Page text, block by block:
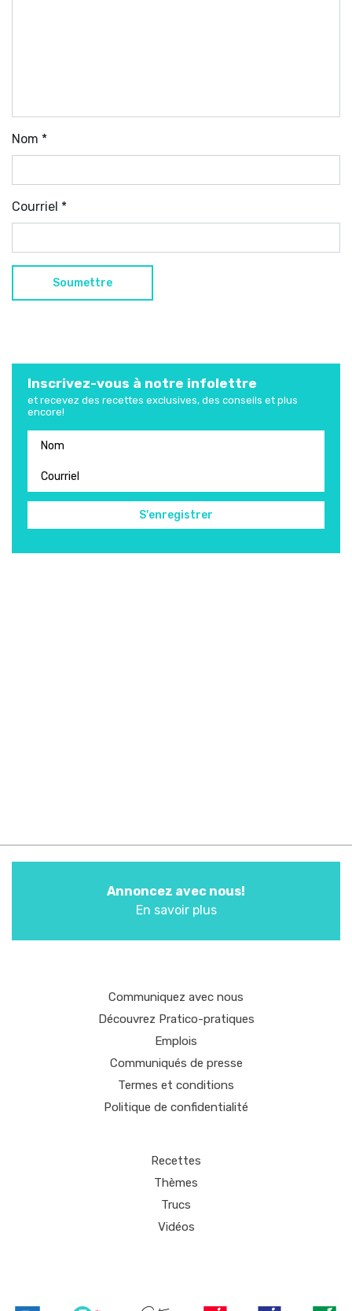
Nom *
Courriel *
Inscrivez-vous à notre infolettre
et recevez des recettes exclusives, des conseils et plus
encore!
Annoncez avec nous!
En savoir plus
Communiquez avec nous
Découvrez Pratico-pratiques
Emplois
Communiqués de presse
Termes et conditions
Politique de confidentialité
Recettes
Thèmes
Trucs
Vidéos